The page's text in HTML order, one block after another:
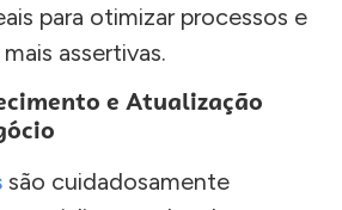
para otimizar processos e
assertivas.
e Atualização
são cuidadosamente